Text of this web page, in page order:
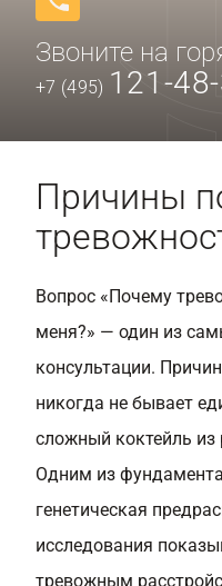
Звоните на
+7 (495) 121-
Причины
Вопрос «Почему
меня?» — один из
консультации.
никогда не бывает
сложный коктейль
Одним из
генетическая
исследования
тревожным